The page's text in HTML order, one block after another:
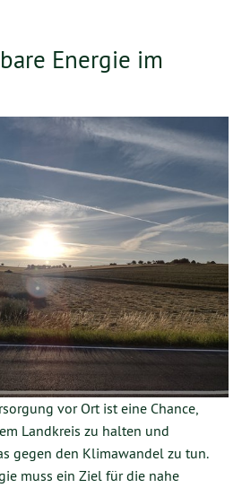
Energie im
vor Ort ist eine Chance,
Landkreis zu halten und
gegen den Klimawandel zu tun.
muss ein Ziel für die nahe